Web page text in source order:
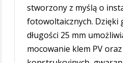
stworzony z myślą o
fotowoltaicznych. Dzięki
długości 25 mm
mocowanie klem PV